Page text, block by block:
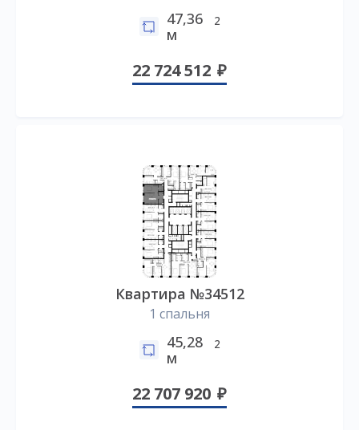
47,36
м
2
22 724 512
Квартира №34512
1 спальня
45,28
м
2
22 707 920